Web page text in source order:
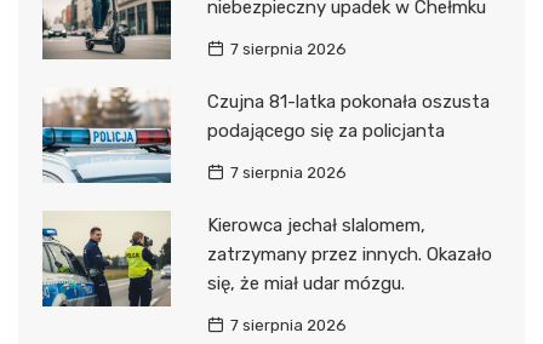
niebezpieczny upadek w Chełmku
7 sierpnia 2026
Czujna 81-latka pokonała oszusta
podającego się za policjanta
7 sierpnia 2026
Kierowca jechał slalomem,
zatrzymany przez innych. Okazało
się, że miał udar mózgu.
7 sierpnia 2026